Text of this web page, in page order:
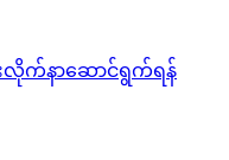
းလိုက်နာဆောင်ရွက်ရန်